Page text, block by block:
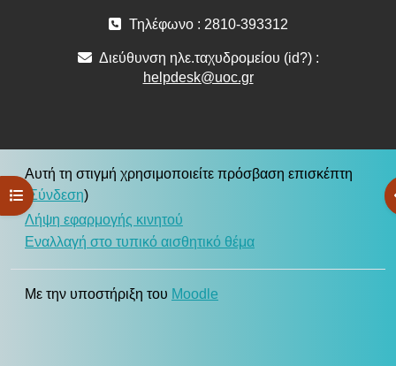
Άνοιγμα ευρετηρίου μαθήματος
Τηλέφωνο : 2810-393312
Διεύθυνση ηλε.ταχυδρομείου (id?) :
helpdesk@uoc.gr
Αυτή τη στιγμή χρησιμοποιείτε πρόσβαση επισκέπτη
Σύνδεση)
Λήψη εφαρμογής κινητού
Εναλλαγή στο τυπικό αισθητικό θέμα
Με την υποστήριξη του Moodle